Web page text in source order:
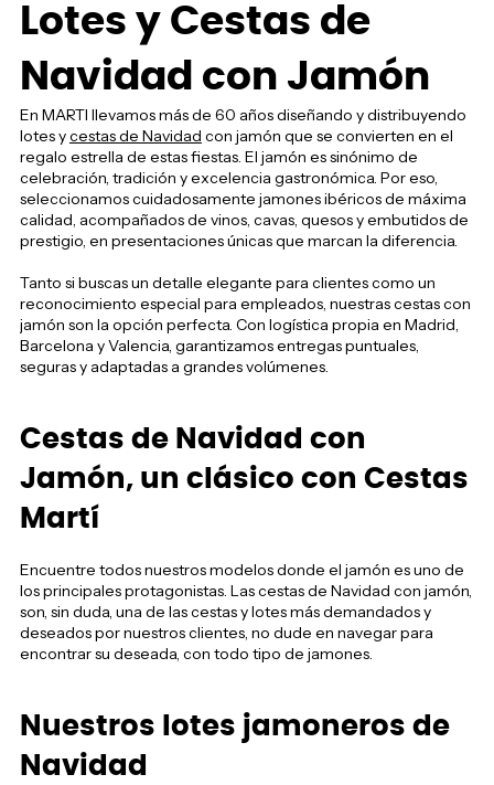
Lotes y Cestas de
Navidad con Jamón
En MARTI llevamos más de 60 años diseñando y distribuyendo
lotes ycestas de Navidad con jamón que se convierten en el
regalo estrella de estas fiestas. El jamón es sinónimo de
celebración, tradición y excelencia gastronómica. Por eso,
seleccionamos cuidadosamente jamones ibéricos de máxima
calidad, acompañados de vinos, cavas, quesos y embutidos de
prestigio, en presentaciones únicas que marcan la diferencia.
Tanto si buscas un detalle elegante para clientes como un
reconocimiento especial para empleados, nuestras cestas con
jamón son la opción perfecta. Con logística propia en Madrid,
Barcelona y Valencia, garantizamos entregas puntuales,
seguras y adaptadas a grandes volúmenes.
Cestas de Navidad con
Jamón, un clásico con Cestas
Martí
Encuentre todos nuestros modelos donde el jamón es uno de
los principales protagonistas. Las cestas de Navidad con jamón,
son, sin duda, una de las cestas y lotes más demandados y
deseados por nuestros clientes, no dude en navegar para
encontrar su deseada, con todo tipo de jamones.
Nuestros lotes jamoneros de
Navidad